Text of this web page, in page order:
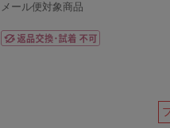
メール便対象商品